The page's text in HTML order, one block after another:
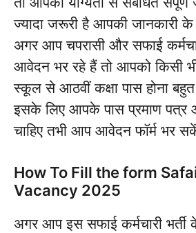
ज्यादा जरूरी है आपकी जानकारी के
अगर आप चपरासी और सफाई
आवेदन भर रहे हैं तो आपको किसी भी
स्कूल से आठवीं कक्षा पास होना
इसके लिए आपके पास प्रमाण पत्र
चाहिए तभी आप आवेदन फॉर्म भर
How To Fill the form
Vacancy 2025
अगर आप इस सफाई कर्मचारी भर्ती